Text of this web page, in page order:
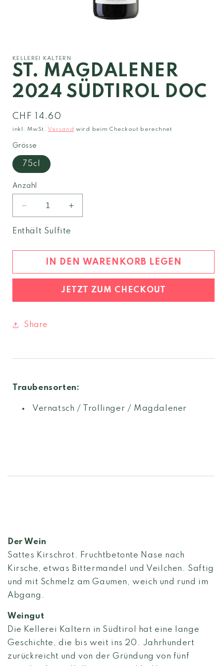
Modal
öffnen
KELLEREI KALTERN
ST. MAGDALENER
2024 SÜDTIROL DOC
Normaler
Preis
CHF 14.60
inkl. MwSt.Versand wird beim Checkout berechnet
Grösse
75cl
Anzahl
Verringere
die
Menge
St.
Magdalener
2024
Erhöhe
die
St.
Magdalener
2024
DOC
Enthält Sulfite
IN DEN WARENKORB LEGEN
JETZT ZUM CHECKOUT
Share
Traubensorten:
Vernatsch / Trollinger / Magdalener
Der Wein
Sattes Kirschrot. Fruchtbetonte Nase nach
Kirsche, etwas Bittermandel und Veilchen. Saftig
und mit Schmelz am Gaumen, weich und rund im
Abgang.
Weingut
Die Kellerei Kaltern in Südtirol hat eine lange
Geschichte, die bis weit ins 20. Jahrhundert
zurückreicht und von der Gründung von fünf